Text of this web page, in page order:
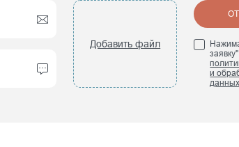
Добавить файл
и
данных